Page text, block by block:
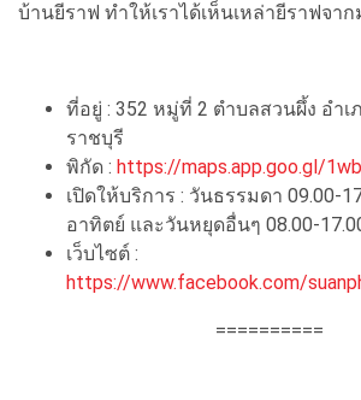
บ้านยีราฟ ทำให้เราได้เห็นเหล่ายีราฟจา
ที่อยู่ : 352 หมู่ที่ 2 ตำบลสวนผึ้ง อำเ
ราชบุรี
พิกัด : https://maps.app.goo.gl/
เปิดให้บริการ : วันธรรมดา 09.00-
อาทิตย์ และวันหยุดอื่นๆ 08.00-
เว็บไซต์ :
https://www.facebook.com/
==========